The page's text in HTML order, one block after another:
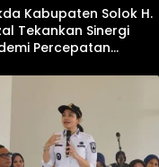
Kabupaten Solok H.
Tekankan Sinergi
Percepatan